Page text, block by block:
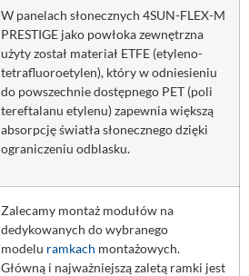
W panelach słonecznych 4SUN-FLEX-M
PRESTIGE jako powłoka zewnętrzna
użyty został materiał ETFE (etyleno-
tetrafluoroetylen), który w odniesieniu
do powszechnie dostępnego PET (poli
tereftalanu etylenu) zapewnia większą
absorpcję światła słonecznego dzięki
ograniczeniu odblasku.
Zalecamy montaż modułów na
dedykowanych do wybranego
modelu ramkach montażowych.
Główną i najważniejszą zaletą ramki jest